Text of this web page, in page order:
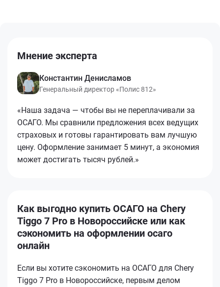
Мнение эксперта
Константин Денисламов
Генеральный директор «Полис 812»
«Наша задача — чтобы вы не переплачивали за
ОСАГО. Мы сравнили предложения всех ведущих
страховых и готовы гарантировать вам лучшую
цену. Оформление занимает 5 минут, а экономия
может достигать тысяч рублей.»
Как выгодно купить ОСАГО на Chery
Tiggo 7 Pro в Новороссийске или как
сэкономить на оформлении осаго
онлайн
Если вы хотите сэкономить на ОСАГО для Chery
Tiggo 7 Pro в Новороссийске, первым делом